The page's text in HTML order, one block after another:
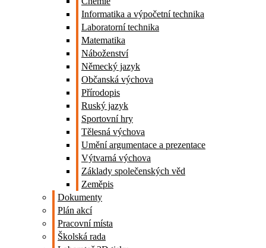
Informatika a výpočetní technika
Laboratorní technika
Matematika
Náboženství
Německý jazyk
Občanská výchova
Přírodopis
Ruský jazyk
Sportovní hry
Tělesná výchova
Umění argumentace a prezentace
Výtvarná výchova
Základy společenských věd
Zeměpis
Dokumenty
Plán akcí
Pracovní místa
Školská rada